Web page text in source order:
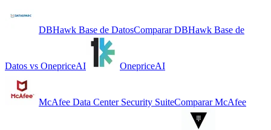
DBHawk Base de DatosComparar DBHawk Base de
Datos vs OnepriceAI OnepriceAI
McAfee Data Center Security SuiteComparar McAfee